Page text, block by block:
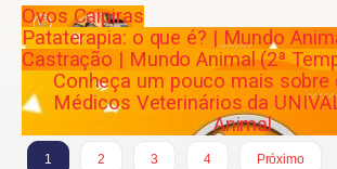
Ovos Caipiras
Pataterapia: o que é? | Mundo
Castração | Mundo Animal (2ª
Conheça um pouco mais sobre
Médicos Veterinários da
Animal
1 2 3 4 Próximo